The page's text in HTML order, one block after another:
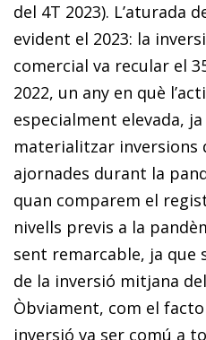
del 4T 2023). L’aturada
evident el 2023: la
comercial va recular el
2022, un any en què
especialment elevada, ja
materialitzar inversions
ajornades durant la
quan comparem el
nivells previs a la
sent remarcable, ja que
de la inversió mitjana
Òbviament, com el
inversió va ser comú a